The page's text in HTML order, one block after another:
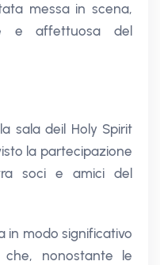
messa in scena,
e affettuosa del
sala deil Holy Spirit
la partecipazione
soci e amici del
in modo significativo
nonostante le